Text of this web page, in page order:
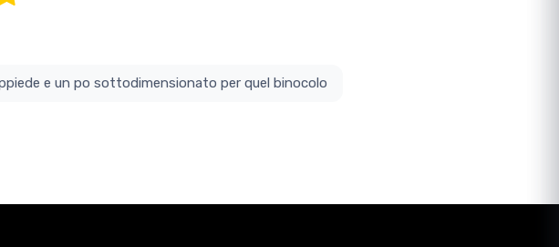
il treppiede e un po sottodimensionato per quel binocolo